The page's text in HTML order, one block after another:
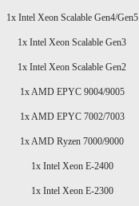
1x Intel Xeon Scalable Gen4/Gen5
1x Intel Xeon Scalable Gen3
1x Intel Xeon Scalable Gen2
1x AMD EPYC 9004/9005
1x AMD EPYC 7002/7003
1x AMD Ryzen 7000/9000
1x Intel Xeon E-2400
1x Intel Xeon E-2300